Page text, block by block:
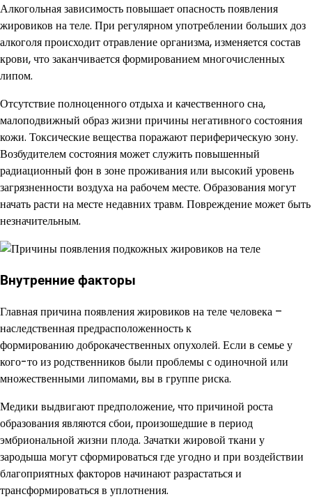
Алкогольная зависимость повышает опасность появления
жировиков на теле. При регулярном употреблении больших доз
алкоголя происходит отравление организма, изменяется состав
крови, что заканчивается формированием многочисленных
липом.
Отсутствие полноценного отдыха и качественного сна,
малоподвижный образ жизни причины негативного состояния
кожи. Токсические вещества поражают периферическую зону.
Возбудителем состояния может служить повышенный
радиационный фон в зоне проживания или высокий уровень
загрязненности воздуха на рабочем месте. Образования могут
начать расти на месте недавних травм. Повреждение может быть
незначительным.
Внутренние факторы
Главная причина появления жировиков на теле человека –
наследственная предрасположенность к
формированию доброкачественных опухолей. Если в семье у
кого-то из родственников были проблемы с одиночной или
множественными липомами, вы в группе риска.
Медики выдвигают предположение, что причиной роста
образования являются сбои, произошедшие в период
эмбриональной жизни плода. Зачатки жировой ткани у
зародыша могут сформироваться где угодно и при воздействии
благоприятных факторов начинают разрастаться и
трансформироваться в уплотнения.